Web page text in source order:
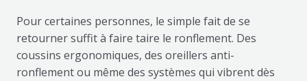
Pour certaines personnes, le simple fait de se
retourner suffit à faire taire le ronflement. Des
coussins ergonomiques, des oreillers anti-
ronflement ou même des systèmes qui vibrent dès